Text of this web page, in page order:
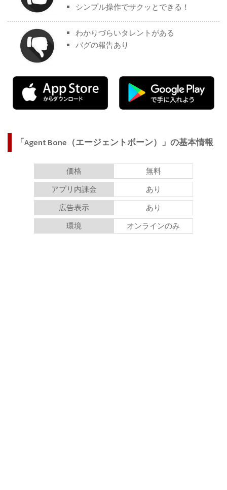
シンプル操作でサクッとできる！
わかりづらいタレントがある
バグの報告あり
「Agent Bone（エージェントボーン）」の基本情報
価格
無料
アプリ内課金
あり
広告表示
あり
環境
オンラインのみ